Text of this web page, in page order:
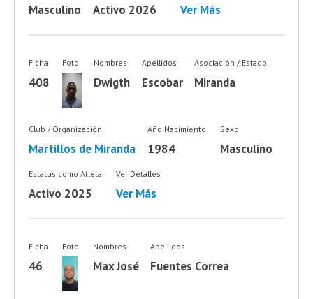
Masculino Activo 2026 Ver Más
Ficha
408
Foto Nombres
Dwigth
Apellidos
Escobar
Asociación / Estado
Miranda
Club / Organización
Martillos de Miranda
Año Nacimiento
1984
Sexo
Masculino
Estatus como Atleta
Activo 2025
Ver Detalles
Ver Más
Ficha
46
Foto Nombres
Max José
Apellidos
Fuentes Correa